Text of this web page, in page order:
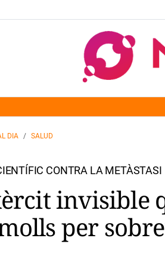
DIA SALUD
CONTRA LA METÀSTASI
invisible
per